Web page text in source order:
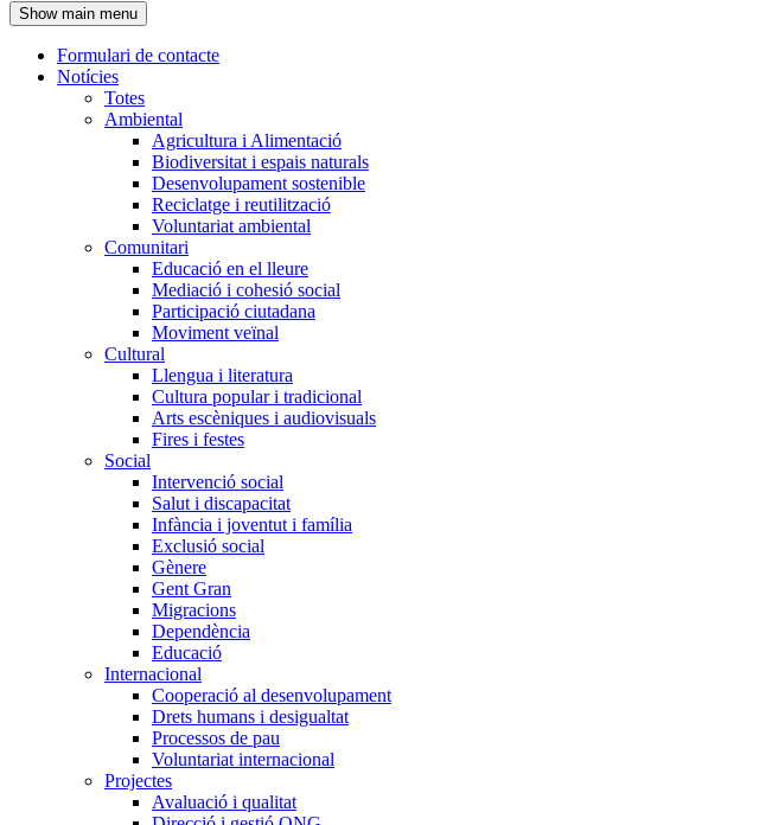
l'encapçalament
Show main menu
Navegació
principal
Formulari de contacte
Notícies
Totes
Ambiental
Agricultura i Alimentació
Biodiversitat i espais naturals
Desenvolupament sostenible
Reciclatge i reutilització
Voluntariat ambiental
Comunitari
Educació en el lleure
Mediació i cohesió social
Participació ciutadana
Moviment veïnal
Cultural
Llengua i literatura
Cultura popular i tradicional
Arts escèniques i audiovisuals
Fires i festes
Social
Intervenció social
Salut i discapacitat
Infància i joventut i família
Exclusió social
Gènere
Gent Gran
Migracions
Dependència
Educació
Internacional
Cooperació al desenvolupament
Drets humans i desigualtat
Processos de pau
Voluntariat internacional
Projectes
Avaluació i qualitat